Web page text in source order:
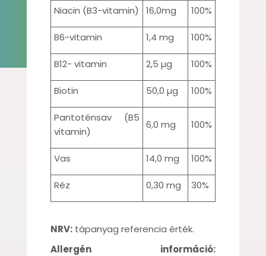
Niacin (B3-vitamin) 16,0mg 100%
B6-vitamin 1,4 mg 100%
B12- vitamin 2,5 µg 100%
Biotin 50,0 µg 100%
Pantoténsav (B5
vitamin)
6,0 mg 100%
Vas 14,0 mg 100%
Réz 0,30 mg 30%
NRV: tápanyag referencia érték.
Allergén információ: